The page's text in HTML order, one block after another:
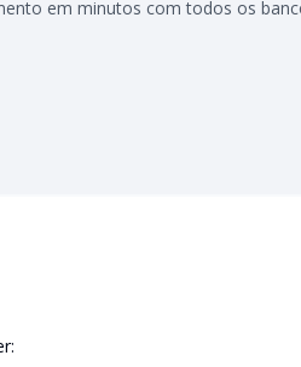
em minutos com todos os